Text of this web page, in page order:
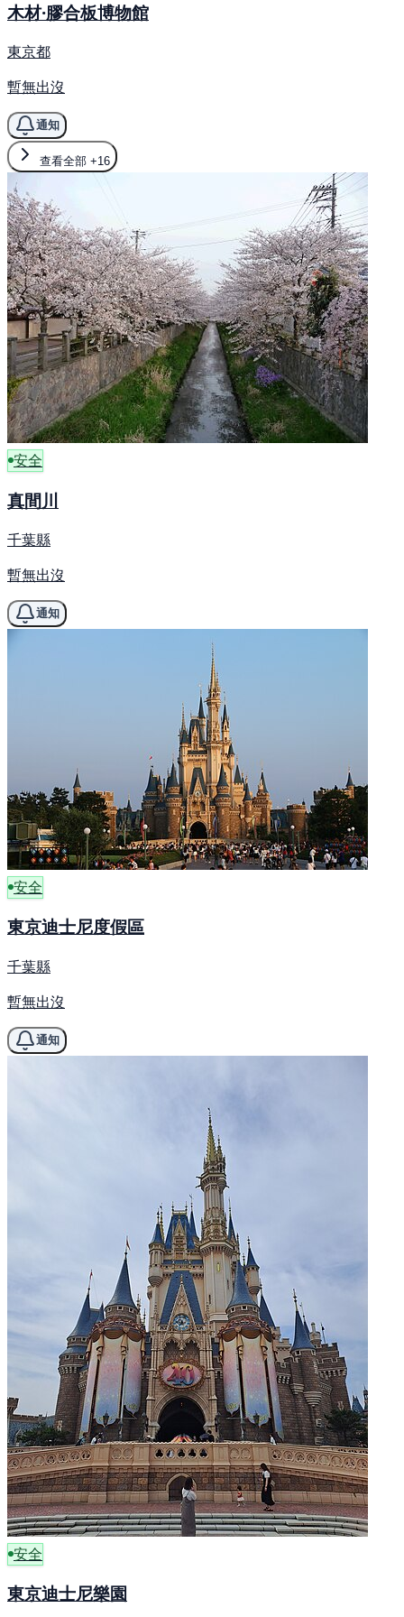
木材·膠合板博物館
東京都
暫無出沒
通知
查看全部 +16
安全
真間川
千葉縣
暫無出沒
通知
安全
東京迪士尼度假區
千葉縣
暫無出沒
通知
安全
東京迪士尼樂園